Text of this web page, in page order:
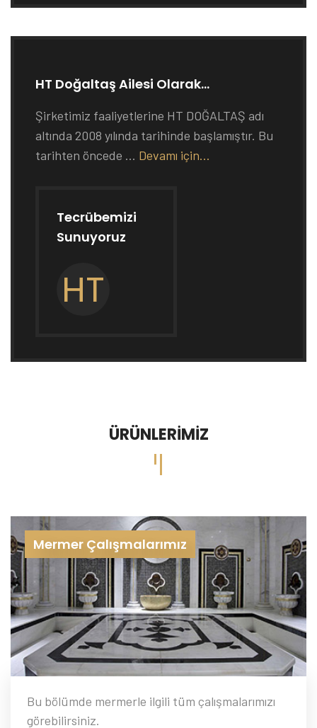
HT Doğaltaş Ailesi Olarak...
Şirketimiz faaliyetlerine HT DOĞALTAŞ adı
altında 2008 yılında tarihinde başlamıştır. Bu
tarihten öncede ... Devamı için...
Tecrübemizi
Sunuyoruz
HT
ÜRÜNLERIMIZ
Mermer Çalışmalarımız
Bu bölümde mermerle ilgili tüm çalışmalarımızı
görebilirsiniz.